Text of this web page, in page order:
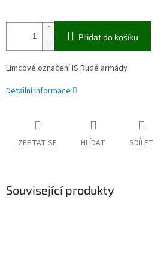
Přidat do košíku
Límcové označení IS Rudé armády
Detailní informace
ZEPTAT SE HLÍDAT SDÍLET
Související produkty